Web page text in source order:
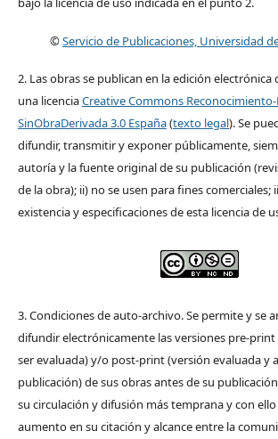
©Servicio de Publicaciones, Universidad
2. Las obras se publican en la edición electrónica
una licenciaCreative Commons
SinObraDerivada 3.0 España(texto legal). Se
difundir, transmitir y exponer públicamente,
autoría y la fuente original de su publicación
de la obra); ii) no se usen para fines comerciales;
existencia y especificaciones de esta licencia de
3. Condiciones de auto-archivo. Se permite y se
difundir electrónicamente las versiones pre-
ser evaluada) y/o post-print (versión evaluada y
publicación) de sus obras antes de su
su circulación y difusión más temprana y con
aumento en su citación y alcance entre la